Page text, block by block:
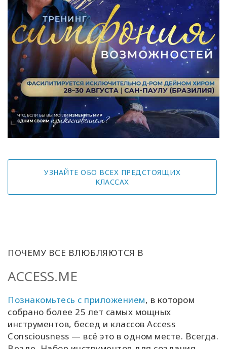
УЗНАЙТЕ ОБО ВСЕХ ПРЕДСТОЯЩИХ
КЛАССАХ
ПОЧЕМУ ВСЕ ВЛЮБЛЯЮТСЯ В
ACCESS.ME
Познакомьтесь с приложением, в котором
собрано более 25 лет самых мощных
инструментов, бесед и классов Access
Consciousness — всё это в одном месте. Всегда.